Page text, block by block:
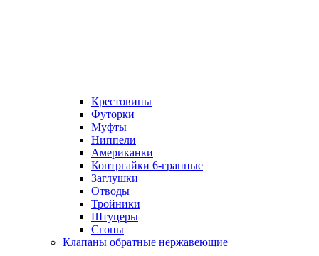
Крестовины
Футорки
Муфты
Ниппели
Американки
Контргайки 6-гранные
Заглушки
Отводы
Тройники
Штуцеры
Сгоны
Клапаны обратные нержавеющие